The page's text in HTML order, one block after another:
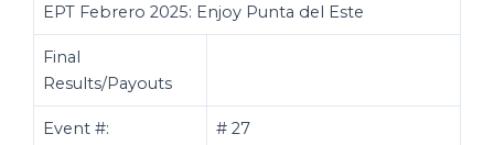
EPT Febrero 2025: Enjoy Punta del Este
Final
Results/Payouts
Event #: # 27